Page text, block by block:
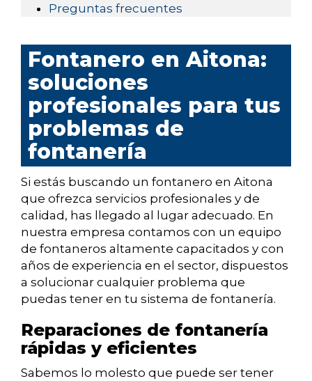
Preguntas frecuentes
Fontanero en Aitona:
soluciones
profesionales para tus
problemas de
fontanería
Si estás buscando un fontanero en Aitona
que ofrezca servicios profesionales y de
calidad, has llegado al lugar adecuado. En
nuestra empresa contamos con un equipo
de fontaneros altamente capacitados y con
años de experiencia en el sector, dispuestos
a solucionar cualquier problema que
puedas tener en tu sistema de fontanería.
Reparaciones de fontanería
rápidas y eficientes
Sabemos lo molesto que puede ser tener